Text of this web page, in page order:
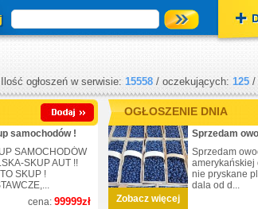
Ilość ogłoszeń w serwisie: 15558 / oczekujących: 125 /
cena: 99999zł
samochodów !
SAMOCHODÓW
SKUP AUT !!
SKUP !
OGŁOSZENIE DNIA
Zobacz więcej
Sprzedam
amerykańskiej
nie pryskane
dala od d...